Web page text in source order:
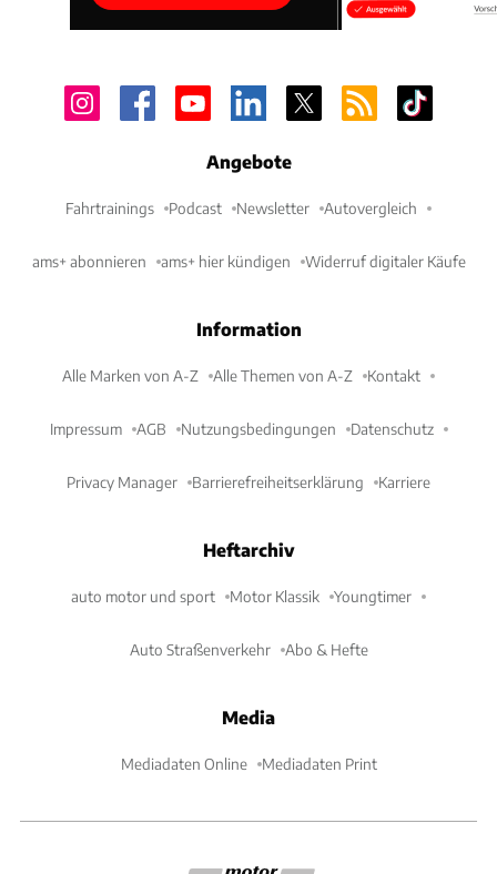
Angebote
Fahrtrainings Podcast Newsletter Autovergleich
ams+ abonnieren ams+ hier kündigen Widerruf digitaler Käufe
Information
Alle Marken von A-Z Alle Themen von A-Z Kontakt
Impressum AGB Nutzungsbedingungen Datenschutz
Privacy Manager Barrierefreiheitserklärung Karriere
Heftarchiv
auto motor und sport Motor Klassik Youngtimer
Auto Straßenverkehr Abo & Hefte
Media
Mediadaten Online Mediadaten Print